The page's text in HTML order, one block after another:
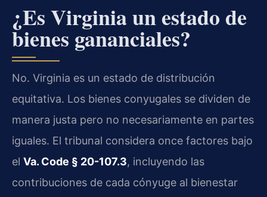
¿Es Virginia un estado de
bienes gananciales?
No. Virginia es un estado de distribución
equitativa. Los bienes conyugales se dividen de
manera justa pero no necesariamente en partes
iguales. El tribunal considera once factores bajo
el Va. Code § 20-107.3, incluyendo las
contribuciones de cada cónyuge al bienestar